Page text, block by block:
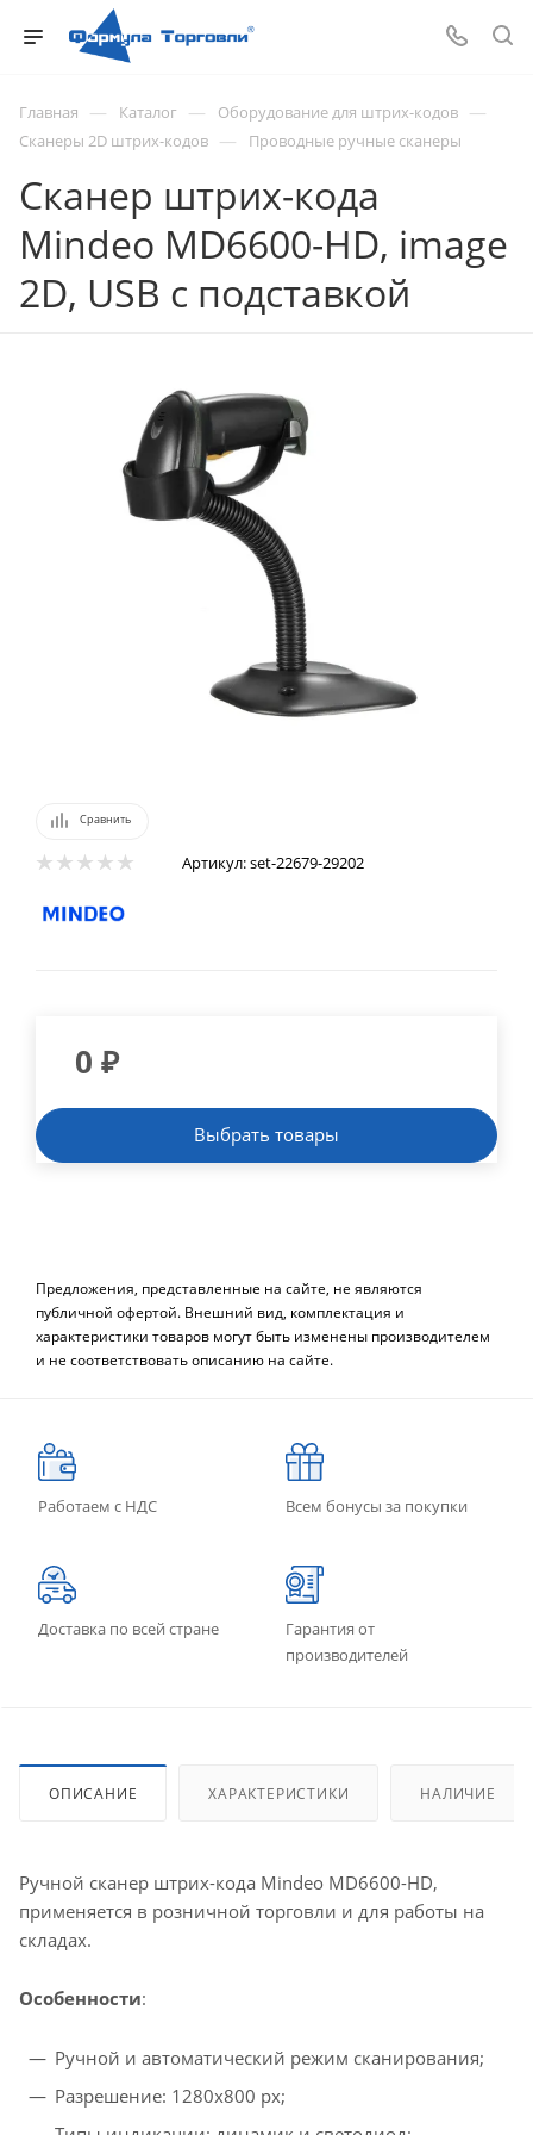
Главная — Каталог — Оборудование для штрих-кодов —
Сканеры 2D штрих-кодов — Проводные ручные сканеры
Сканер штрих-кода
Mindeo MD6600-HD, image
2D, USB с подставкой
Сравнить
Артикул:set-22679-29202
0 ₽
Выбрать товары
Предложения, представленные на сайте, не являются
публичной офертой. Внешний вид, комплектация и
характеристики товаров могут быть изменены производителем
и не соответствовать описанию на сайте.
Работаем с НДС Всем бонусы за покупки
Доставка по всей стране
Гарантия от
производителей
ОПИСАНИЕ ХАРАКТЕРИСТИКИ НАЛИЧИЕ
Ручной сканер штрих-кода Mindeo MD6600-HD,
применяется в розничной торговли и для работы на
складах.
Особенности:
Ручной и автоматический режим сканирования;
Разрешение: 1280х800 px;